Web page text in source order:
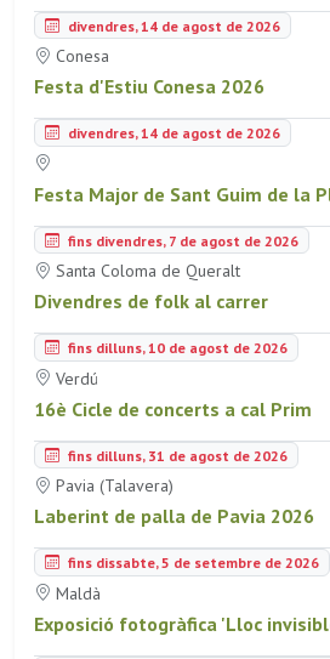
divendres, 14 de agost de 2026
Conesa
Festa d'Estiu Conesa 2026
divendres, 14 de agost de 2026
Festa Major de Sant Guim de la
fins divendres, 7 de agost de 2026
Santa Coloma de Queralt
Divendres de folk al carrer
fins dilluns, 10 de agost de 2026
Verdú
16è Cicle de concerts a cal Prim
fins dilluns, 31 de agost de 2026
Pavia (Talavera)
Laberint de palla de Pavia 2026
fins dissabte, 5 de setembre de 2026
Maldà
Exposició fotogràfica 'Lloc